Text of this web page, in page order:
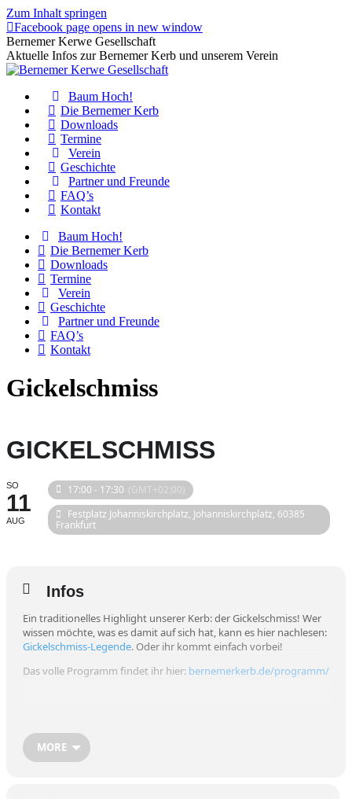
Zum Inhalt springen
Facebook page opens in new window
Bernemer Kerwe Gesellschaft
Aktuelle Infos zur Bernemer Kerb und unserem Verein
Baum Hoch!
Die Bernemer Kerb
Downloads
Termine
Verein
Geschichte
Partner und Freunde
FAQ’s
Kontakt
Baum Hoch!
Die Bernemer Kerb
Downloads
Termine
Verein
Geschichte
Partner und Freunde
FAQ’s
Kontakt
Gickelschmiss
GICKELSCHMISS
SO
11
AUG
17:00 - 17:30 (GMT+02:00)
Festplatz Johanniskirchplatz, Johanniskirchplatz, 60385
Frankfurt
Infos
Ein traditionelles Highlight unserer Kerb: der Gickelschmiss! Wer
wissen möchte, was es damit auf sich hat, kann es hier nachlesen:
Gickelschmiss-Legende. Oder ihr kommt einfach vorbei!
Das volle Programm findet ihr hier: bernemerkerb.de/programm/
MORE